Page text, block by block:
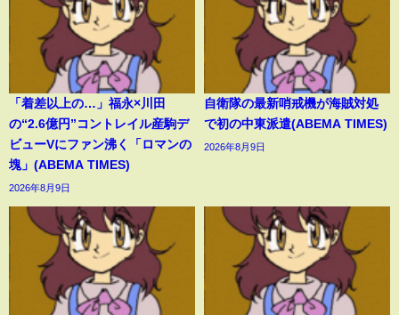
「着差以上の…」福永×川田
の“2.6億円”コントレイル産駒デ
ビューVにファン沸く「ロマンの
塊」(ABEMA TIMES)
2026年8月9日
自衛隊の最新哨戒機が海賊対処
で初の中東派遣(ABEMA TIMES)
2026年8月9日